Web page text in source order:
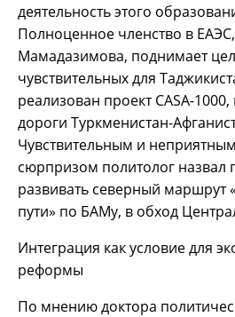
деятельность этого
Полноценное членство в
Мамадазимова, поднимает
чувствительных для
реализован проект CASA-
дороги Туркменистан-
Чувствительным и
сюрпризом политолог назвал
развивать северный маршрут
пути» по БАМу, в обход
Интеграция как условие для
реформы
По мнению доктора